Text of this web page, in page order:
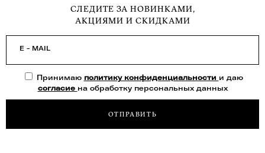
СЛЕДИТЕ ЗА НОВИНКАМИ,
АКЦИЯМИ И СКИДКАМИ
E - MAIL
Принимаю политику конфиденциальности и даю
согласие на обработку персональных данных
ОТПРАВИТЬ